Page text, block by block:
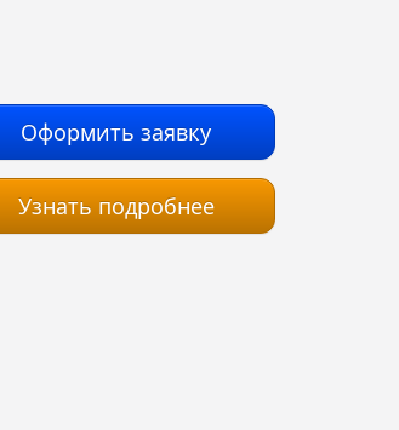
Оформить заявку
Узнать подробнее